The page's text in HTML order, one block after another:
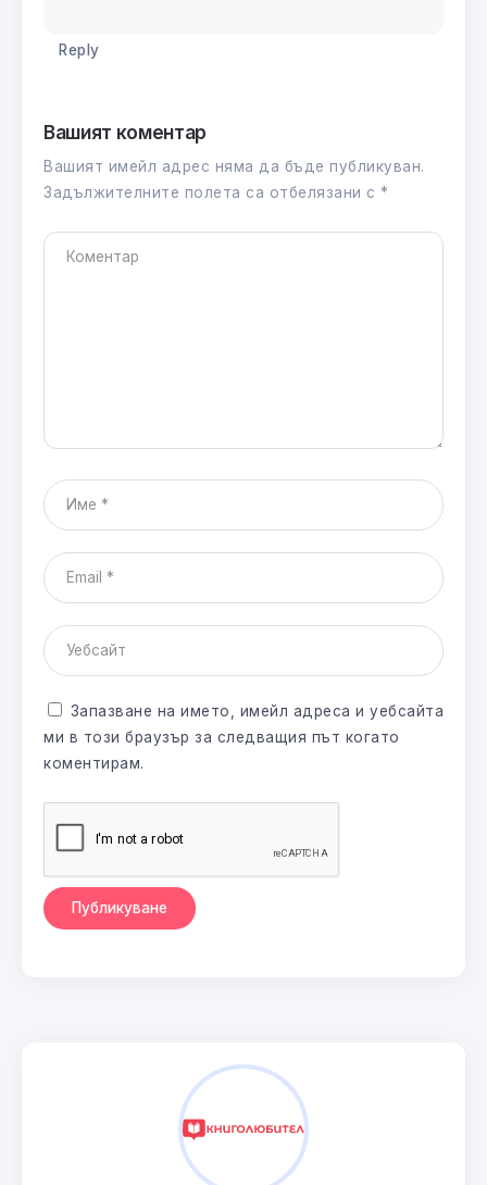
Reply
Вашият коментар
Вашият имейл адрес няма да бъде публикуван.
Задължителните полета са отбелязани с *
Запазване на името, имейл адреса и уебсайта
ми в този браузър за следващия път когато
коментирам.